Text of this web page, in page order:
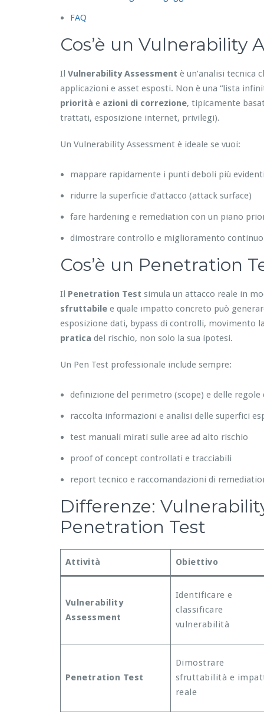
FAQ
Cos’è un Vulnerability
Il Vulnerability Assessment è un’analisi tecnica
applicazioni e asset esposti. Non è una “lista
priorità e azioni di correzione, tipicamente
trattati, esposizione internet, privilegi).
Un Vulnerability Assessment è ideale se vuoi:
mappare rapidamente i punti deboli più
ridurre la superficie d’attacco (attack surface)
fare hardening e remediation con un piano
dimostrare controllo e miglioramento
Cos’è un Penetration
Il Penetration Test simula un attacco reale in
sfruttabile e quale impatto concreto può
esposizione dati, bypass di controlli, movimento
pratica del rischio, non solo la sua ipotesi.
Un Pen Test professionale include sempre:
definizione del perimetro (scope) e delle regole
raccolta informazioni e analisi delle superfici
test manuali mirati sulle aree ad alto rischio
proof of concept controllati e tracciabili
report tecnico e raccomandazioni di
Differenze:
Penetration Test
Attività Obiettivo
Vulnerability
Assessment
Identificare e
classificare
vulnerabilità
Penetration Test
Dimostrare
sfruttabilità e
reale